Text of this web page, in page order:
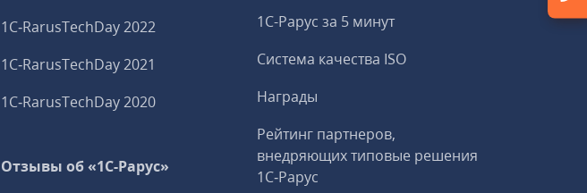
1C‑RarusTechDay 2022
1C‑RarusTechDay 2021
1C‑RarusTechDay 2020
Отзывы об «1С-Рарус»
1С-Рарус за 5 минут
Система качества ISO
Награды
Рейтинг партнеров,
внедряющих типовые решения
1С‑Рарус